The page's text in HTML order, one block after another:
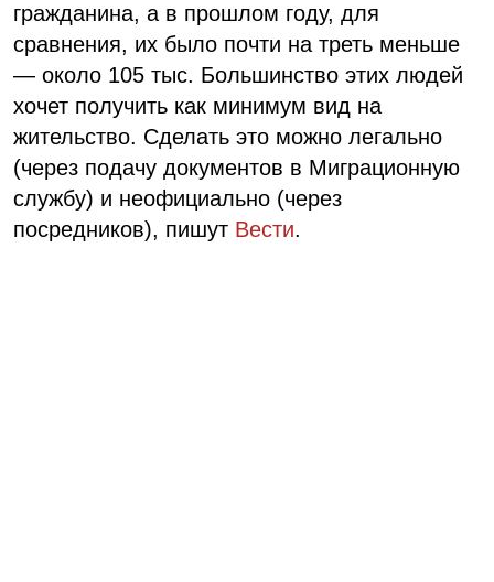
гражданина, а в прошлом году, для
сравнения, их было почти на треть меньше
— около 105 тыс. Большинство этих людей
хочет получить как минимум вид на
жительство. Сделать это можно легально
(через подачу документов в Миграционную
службу) и неофициально (через
посредников), пишут Вести.